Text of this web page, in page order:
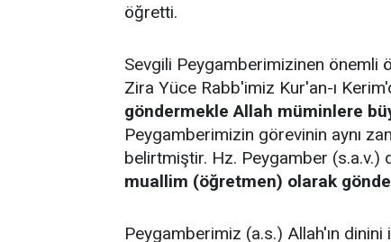
öğretti.
Sevgili Peygamberimizinen önemli
Zira Yüce Rabb'imiz Kur'an-ı
göndermekle Allah müminlere
Peygamberimizin görevinin aynı
belirtmiştir. Hz. Peygamber
muallim (öğretmen) olarak
Peygamberimiz (a.s.) Allah'ın